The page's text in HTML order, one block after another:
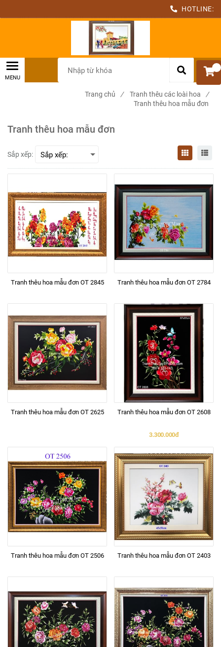
HOTLINE:
Trang chủ / Tranh thêu các loài hoa
/
Tranh thêu hoa mẫu đơn
Tranh thêu hoa mẫu đơn
Sắp xếp:
Tranh thêu hoa mẫu đơn OT 2845 Tranh thêu hoa mẫu đơn OT 2784
Tranh thêu hoa mẫu đơn OT 2625 Tranh thêu hoa mẫu đơn OT 2608
3.300.000đ
Tranh thêu hoa mẫu đơn OT 2506 Tranh thêu hoa mẫu đơn OT 2403